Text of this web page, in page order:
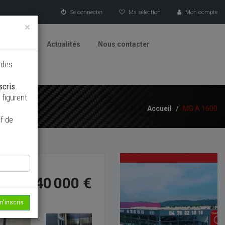
Se connecter Ma sélection Mon compte
Actualités Nous contacter
Accueil / MG A 1600
40 000 €
×
.
de